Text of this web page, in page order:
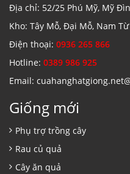
Địa chỉ: 52/25 Phú Mỹ, Mỹ
Kho: Tây Mỗ, Đại Mỗ, Nam
Điện thoại: 0936 265 866
Hotline: 0389 986 925
Email:
Giống mới
Phụ trợ trồng cây
Rau củ quả
Cây ăn quả